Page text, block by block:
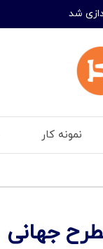
نمونه کار
جهانی